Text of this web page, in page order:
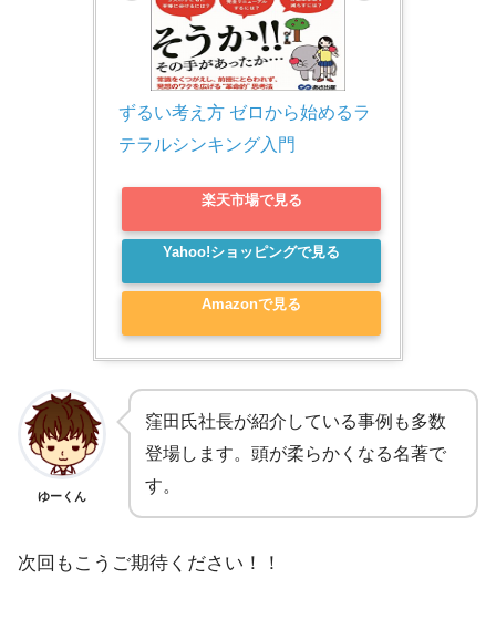
ずるい考え方 ゼロから始めるラ
テラルシンキング入門
楽天市場で見る
Yahoo!ショッピングで見る
Amazonで見る
ゆーくん
窪田氏社長が紹介している事例も多数
登場します。頭が柔らかくなる名著で
す。
次回もこうご期待ください！！